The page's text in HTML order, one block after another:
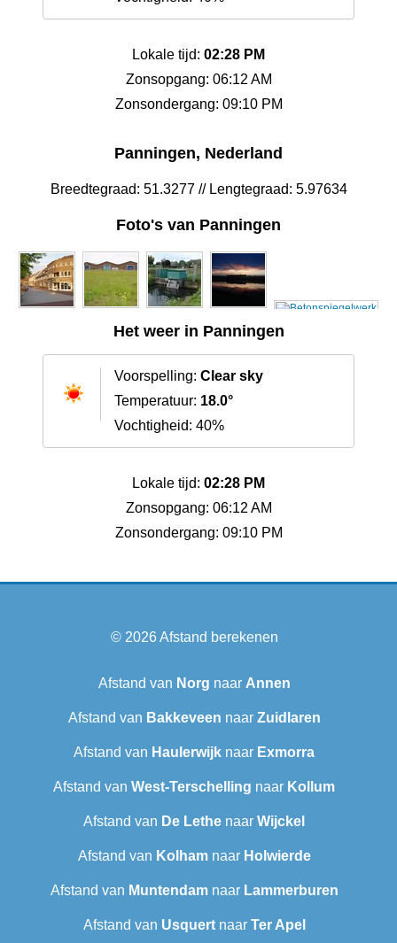
Lokale tijd: 02:28 PM
Zonsopgang: 06:12 AM
Zonsondergang: 09:10 PM
Panningen, Nederland
Breedtegraad: 51.3277 // Lengtegraad: 5.97634
Foto's van Panningen
Het weer in Panningen
Voorspelling: Clear sky
Temperatuur: 18.0°
Vochtigheid: 40%
Lokale tijd: 02:28 PM
Zonsopgang: 06:12 AM
Zonsondergang: 09:10 PM
© 2026Afstand berekenen
Afstand van Norg naar Annen
Afstand van Bakkeveen naar Zuidlaren
Afstand van Haulerwijk naar Exmorra
Afstand van West-Terschelling naar Kollum
Afstand van De Lethe naar Wijckel
Afstand van Kolhamnaar Holwierde
Afstand van Muntendamnaar Lammerburen
Afstand van Usquertnaar Ter Apel